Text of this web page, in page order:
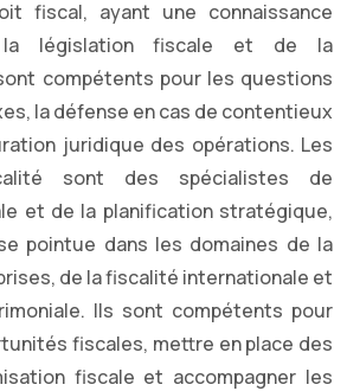
fiscal, ayant une connaissance
la législation fiscale et de la
compétents pour les questions
la défense en cas de contentieux
juridique des opérations. Les
sont des spécialistes de
et de la planification stratégique,
pointue dans les domaines de la
de la fiscalité internationale et
Ils sont compétents pour
fiscales, mettre en place des
fiscale et accompagner les